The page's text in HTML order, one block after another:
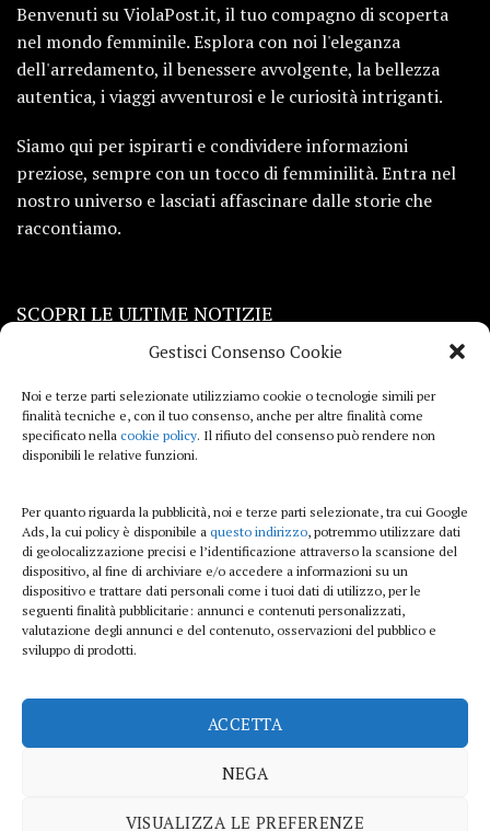
Gestisci Consenso Cookie
Noi e terze parti selezionate utilizziamo cookie o tecnologie simili per
finalità tecniche e, con il tuo consenso, anche per altre finalità come
specificato nella cookie policy. Il rifiuto del consenso può rendere non
disponibili le relative funzioni.
Per quanto riguarda la pubblicità, noi e terze parti selezionate, tra cui Google
Ads, la cui policy è disponibile a questo indirizzo, potremmo utilizzare dati
di geolocalizzazione precisi e l’identificazione attraverso la scansione del
dispositivo, al fine di archiviare e/o accedere a informazioni su un
dispositivo e trattare dati personali come i tuoi dati di utilizzo, per le
seguenti finalità pubblicitarie: annunci e contenuti personalizzati,
valutazione degli annunci e del contenuto, osservazioni del pubblico e
sviluppo di prodotti.
ACCETTA
NEGA
VISUALIZZA LE PREFERENZE
Benvenuti su ViolaPost.it, il tuo compagno di scoperta
nel mondo femminile. Esplora con noi l'eleganza
dell'arredamento, il benessere avvolgente, la bellezza
autentica, i viaggi avventurosi e le curiosità intriganti.
Siamo qui per ispirarti e condividere informazioni
preziose, sempre con un tocco di femminilità. Entra nel
nostro universo e lasciati affascinare dalle storie che
raccontiamo.
SCOPRI LE ULTIME NOTIZIE
Viaggi
Beauty e benessere
Curiosità
Lifestyle
Sport
iTech
ViolaPost.it partecipa al Programma Affiliazione Amazon EU, un programma di
pubblicizzando e fornendo link al sito Amazon.it
Copyright 2026 ©